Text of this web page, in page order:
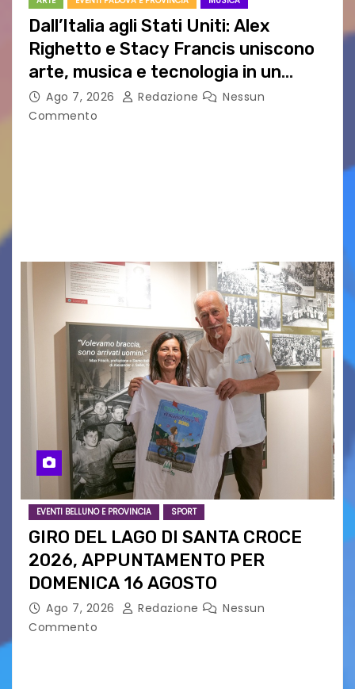
Dall’Italia agli Stati Uniti: Alex
Righetto e Stacy Francis uniscono
arte, musica e tecnologia in un
nuovo progetto internazionale”
Ago 7, 2026 Redazione
Nessun
Commento
EVENTI BELLUNO E PROVINCIA SPORT
GIRO DEL LAGO DI SANTA CROCE
2026, APPUNTAMENTO PER
DOMENICA 16 AGOSTO
Ago 7, 2026 Redazione
Nessun
Commento